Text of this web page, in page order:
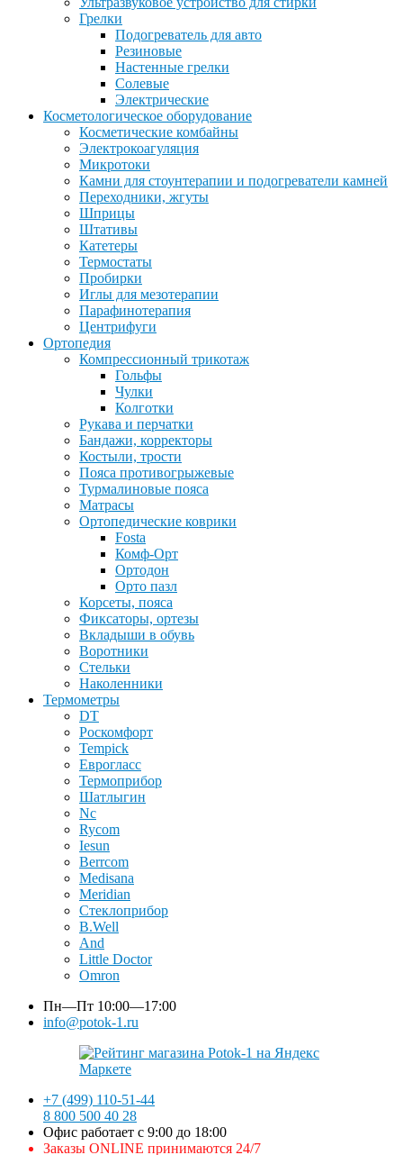
Грелки
Подогреватель для авто
Резиновые
Настенные грелки
Солевые
Электрические
Косметологическое оборудование
Косметические комбайны
Электрокоагуляция
Микротоки
Камни для стоунтерапии и подогреватели камней
Переходники, жгуты
Шприцы
Штативы
Катетеры
Термостаты
Пробирки
Иглы для мезотерапии
Парафинотерапия
Центрифуги
Ортопедия
Компрессионный трикотаж
Гольфы
Чулки
Колготки
Рукава и перчатки
Бандажи, корректоры
Костыли, трости
Пояса противогрыжевые
Турмалиновые пояса
Матрасы
Ортопедические коврики
Fosta
Комф-Орт
Ортодон
Орто пазл
Корсеты, пояса
Фиксаторы, ортезы
Вкладыши в обувь
Воротники
Стельки
Наколенники
Термометры
DT
Роскомфорт
Tempick
Еврогласс
Термоприбор
Шатлыгин
Nc
Rycom
Iesun
Berrcom
Medisana
Meridian
Стеклоприбор
B.Well
And
Little Doctor
Omron
Пн—Пт 10:00—17:00
info@potok-1.ru
+7 (499) 110-51-44
8 800 500 40 28
Офис работает с 9:00 до 18:00
Заказы ONLINE принимаются 24/7